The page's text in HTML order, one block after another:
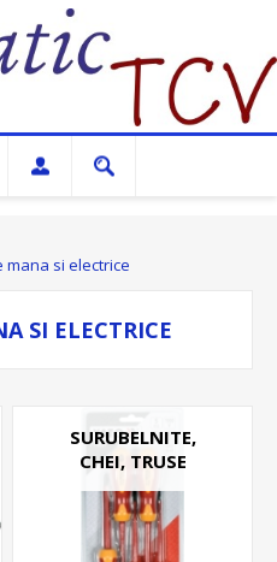
mana si electrice
SI ELECTRICE
SURUBELNITE,
CHEI, TRUSE